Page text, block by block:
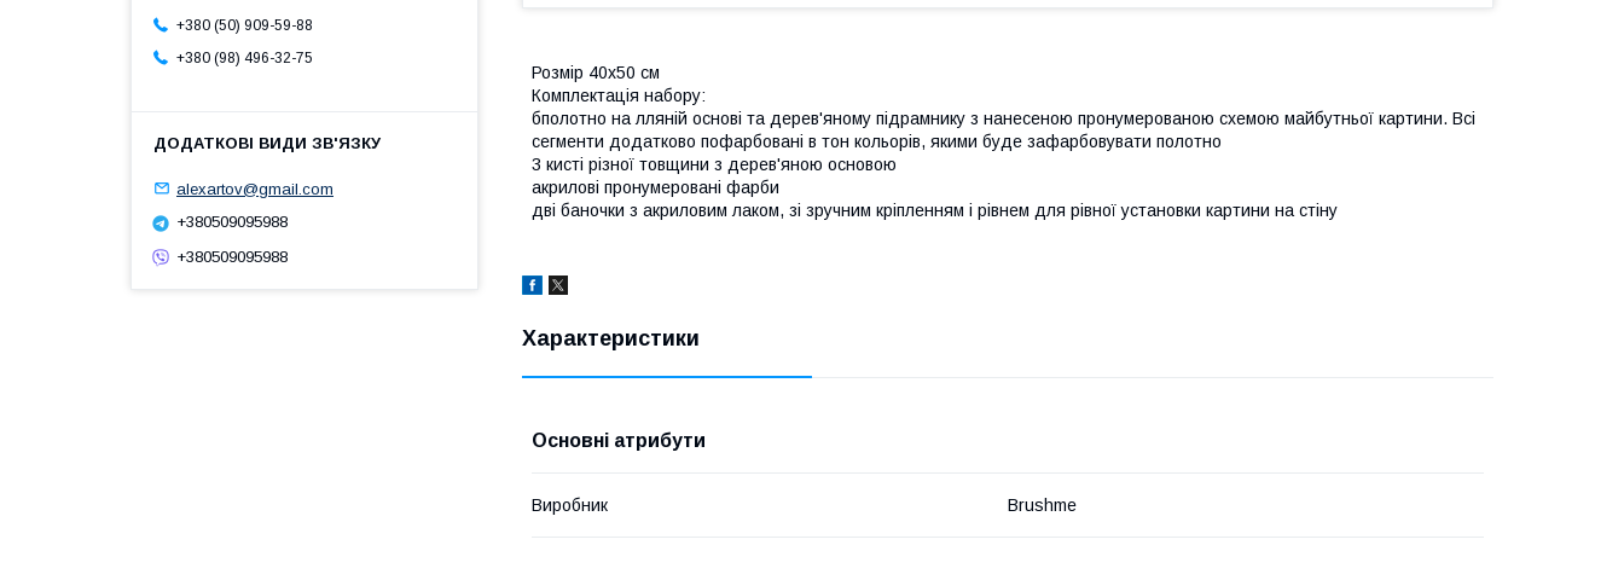
Розмір 40x50 см
Комплектація набору:
бполотно на лляній основі та дерев'яному підрамнику з нанесеною пронумерованою схемою майбутньої картини. Всі
сегменти додатково пофарбовані в тон кольорів, якими буде зафарбовувати полотно
3 кисті різної товщини з дерев'яною основою
акрилові пронумеровані фарби
дві баночки з акриловим лаком, зі зручним кріпленням і рівнем для рівної установки картини на стіну
Характеристики
Основні атрибути
Виробник Brushme
+380 (50) 909-59-88
+380 (98) 496-32-75
alexartov@gmail.com
+380509095988
+380509095988